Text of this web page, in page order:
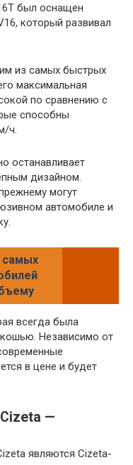
был оснащен
который развивал
из самых быстрых
максимальная
по сравнению с
способны
ч.
останавливает
дизайном.
могут
автомобиле и
всегда была
Независимо от
в цене и будет
—
являются Cizeta-